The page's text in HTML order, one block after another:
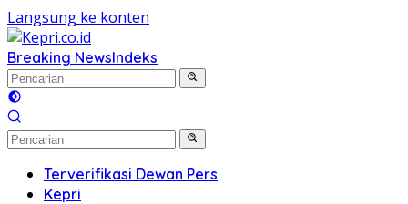
Langsung ke konten
Breaking NewsIndeks
Terverifikasi Dewan Pers
Kepri